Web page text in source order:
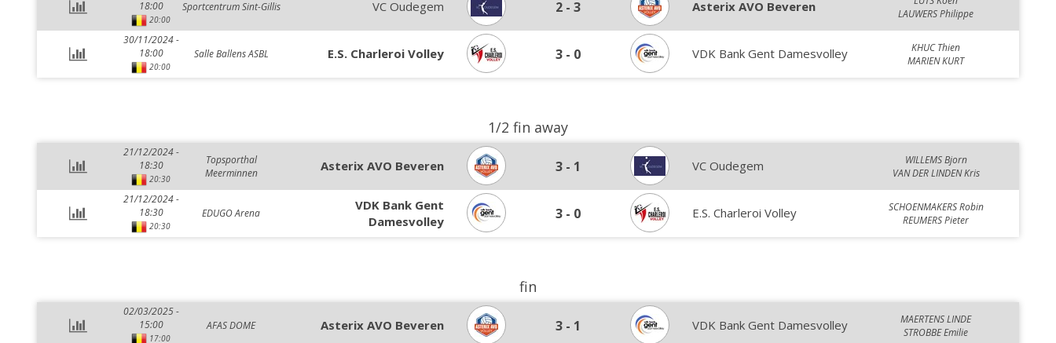
18:00
20:00
Sportcentrum Sint-Gillis VC Oudegem 2 - 3 Asterix AVO Beveren
LAUWERS Philippe
30/11/2024 -
18:00
20:00
Salle Ballens ASBL E.S. Charleroi Volley 3 - 0 VDK Bank Gent Damesvolley
KHUC Thien
MARIEN KURT
1/2 fin away
21/12/2024 -
18:30
20:30
Topsporthal
Meerminnen
Asterix AVO Beveren 3 - 1 VC Oudegem
WILLEMS Bjorn
VAN DER LINDEN Kris
21/12/2024 -
18:30
20:30
EDUGO Arena
VDK Bank Gent
Damesvolley
3 - 0 E.S. Charleroi Volley
SCHOENMAKERS Robin
REUMERS Pieter
fin
02/03/2025 -
15:00
17:00
AFAS DOME Asterix AVO Beveren 3 - 1 VDK Bank Gent Damesvolley
MAERTENS LINDE
STROBBE Emilie